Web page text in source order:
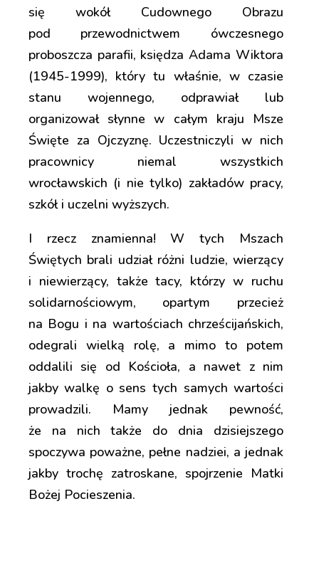
się wokół Cudownego Obrazu
pod przewodnictwem ówczesnego
proboszcza parafii, księdza Adama Wiktora
(1945-1999), który tu właśnie, w czasie
stanu wojennego, odprawiał lub
organizował słynne w całym kraju Msze
Święte za Ojczyznę. Uczestniczyli w nich
pracownicy niemal wszystkich
wrocławskich (i nie tylko) zakładów pracy,
szkół i uczelni wyższych.
I rzecz znamienna! W tych Mszach
Świętych brali udział różni ludzie, wierzący
i niewierzący, także tacy, którzy w ruchu
solidarnościowym, opartym przecież
na Bogu i na wartościach chrześcijańskich,
odegrali wielką rolę, a mimo to potem
oddalili się od Kościoła, a nawet z nim
jakby walkę o sens tych samych wartości
prowadzili. Mamy jednak pewność,
że na nich także do dnia dzisiejszego
spoczywa poważne, pełne nadziei, a jednak
jakby trochę zatroskane, spojrzenie Matki
Bożej Pocieszenia.